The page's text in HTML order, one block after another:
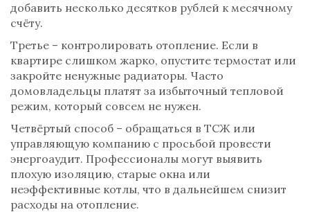
добавить несколько десятков рублей к месячному
счёту.
Третье – контролировать отопление. Если в
квартире слишком жарко, опустите термостат или
закройте ненужные радиаторы. Часто
домовладельцы платят за избыточный тепловой
режим, который совсем не нужен.
Четвёртый способ – обращаться в ТСЖ или
управляющую компанию с просьбой провести
энергоаудит. Профессионалы могут выявить
плохую изоляцию, старые окна или
неэффективные котлы, что в дальнейшем снизит
расходы на отопление.